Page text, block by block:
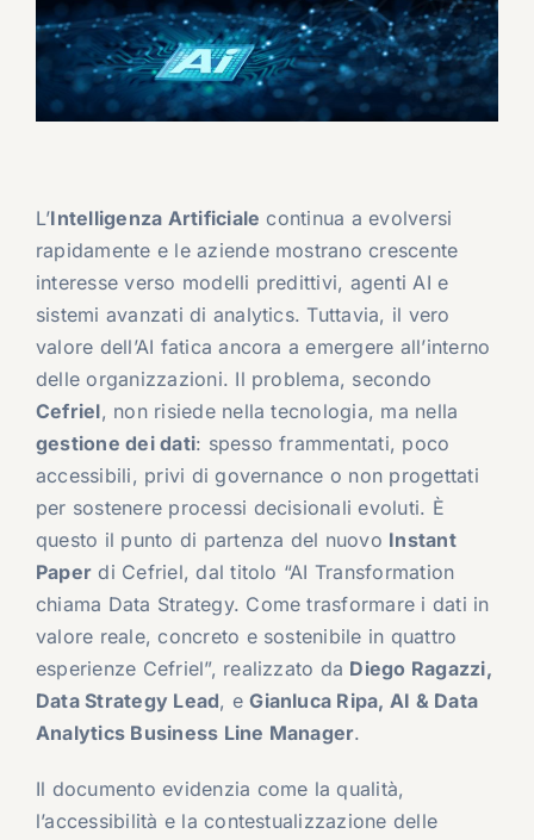
L’Intelligenza Artificiale continua a evolversi
rapidamente e le aziende mostrano crescente
interesse verso modelli predittivi, agenti AI e
sistemi avanzati di analytics. Tuttavia, il vero
valore dell’AI fatica ancora a emergere all’interno
delle organizzazioni. Il problema, secondo
Cefriel, non risiede nella tecnologia, ma nella
gestione dei dati: spesso frammentati, poco
accessibili, privi di governance o non progettati
per sostenere processi decisionali evoluti. È
questo il punto di partenza del nuovo Instant
Paper di Cefriel, dal titolo “AI Transformation
chiama Data Strategy. Come trasformare i dati in
valore reale, concreto e sostenibile in quattro
esperienze Cefriel”, realizzato da Diego Ragazzi,
Data Strategy Lead, eGianluca Ripa, AI & Data
Analytics Business Line Manager.
Il documento evidenzia come la qualità,
l’accessibilità e la contestualizzazione delle